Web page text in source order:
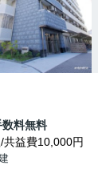
料無料
共益費10,000円